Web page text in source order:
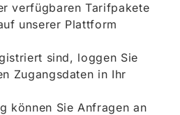
verfügbaren Tarifpakete
unserer Plattform
sind, loggen Sie
Zugangsdaten in Ihr
können Sie Anfragen an